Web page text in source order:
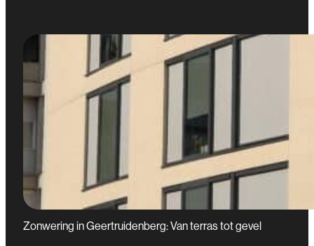
Zonwering in Geertruidenberg: Van terras tot gevel